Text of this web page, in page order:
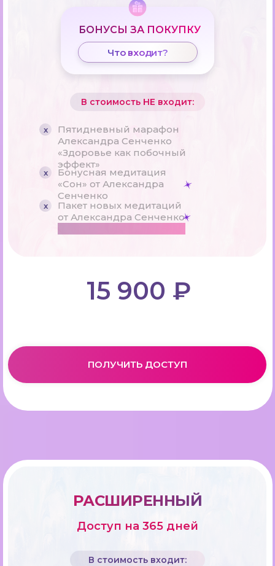
В стоимость НЕ входит:
Пятидневный марафон
Александра Сенченко
«Здоровье как побочный
эффект»
x
15 900 ₽
Бонусная медитация
«Сон» от Александра
Сенченко
x
Пакет новых медитаций
от Александра Сенченко
x
БОНУСЫ ЗА ПОКУПКУ
ПОЛУЧИТЬ ДОСТУП
Что входит?
РАСШИРЕННЫЙ
Доступ на 365 дней
В стоимость входит: